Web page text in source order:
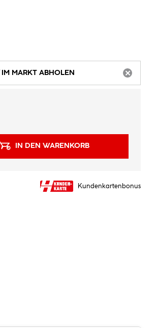
VERFÜGBAR
IM MARKT ABHOLEN
IN DEN WARENKORB
Kundenkartenbonus